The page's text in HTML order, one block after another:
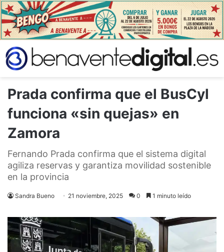
Prada confirma que el BusCyl
funciona «sin quejas» en
Zamora
Fernando Prada confirma que el sistema digital
agiliza reservas y garantiza movilidad sostenible
en la provincia
Sandra Bueno 21 noviembre, 2025 0 1 minuto leído